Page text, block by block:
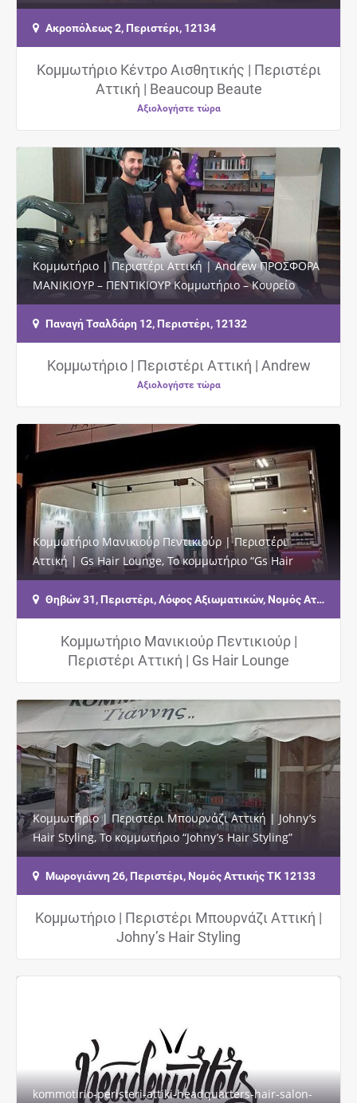
ξέρουμε πολύ καλά στο Beaucoup Beaute και αυτό…
Ακροπόλεως 2, Περιστέρι, 12134
Κομμωτήριο Κέντρο Αισθητικής | Περιστέρι
Αττική | Beaucoup Beaute
Αξιολογήστε τώρα
Κομμωτήριο | Περιστέρι Αττική | Andrew ΠΡΟΣΦΟΡΑ
ΜΑΝΙΚΙΟΥΡ – ΠΕΝΤΙΚΙΟΥΡ Κομμωτήριο – Κουρείο
Γυναικείες – Ανδρικές – Παιδικές Κομμώσεις…
Παναγή Τσαλδάρη 12, Περιστέρι, 12132
Κομμωτήριο | Περιστέρι Αττική | Andrew
Αξιολογήστε τώρα
Κομμωτήριο Μανικιούρ Πεντικιούρ | Περιστέρι
Αττική | Gs Hair Lounge, Το κομμωτήριο “Gs Hair
Lounge” εδρεύει στο Περιστέρι στην…
Θηβών 31, Περιστέρι, Λόφος Αξιωματικών, Νομός Αττικής ΤΚ 12136
Κομμωτήριο Μανικιούρ Πεντικιούρ |
Περιστέρι Αττική | Gs Hair Lounge
Κομμωτήριο | Περιστέρι Μπουρνάζι Αττική | Johny’s
Hair Styling, Το κομμωτήριο “Johny’s Hair Styling”
εδρεύει στην περιοχή…
Μωρογιάννη 26, Περιστέρι, Νομός Αττικής ΤΚ 12133
Κομμωτήριο | Περιστέρι Μπουρνάζι Αττική |
Johny’s Hair Styling
kommotirio-peristeri-attiki-headquarters-hair-salon-